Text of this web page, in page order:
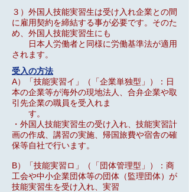
３）外国人技能実習生は受け入れ企業との間
に雇用契約を締結する事が必要です。そのた
め、 外国人技能実習生にも
日本人労働者と同様に労働基準法が適用
されます。
受入の方法
A）「技能実習イ」（「企業単独型」）：日
本の企業等が海外の現地法人、合弁企業や取
引先企業の職員を受入れま
す。
・外国人技能実習生の受け入れ、技能実習計
画の作成、講習の実施、帰国旅費や宿舎の確
保等自社で行います。
B）「技能実習ロ」（「団体管理型」）：商
工会や中小企業団体等の団体（監理団体）が
技能実習生を受け入れ、実習